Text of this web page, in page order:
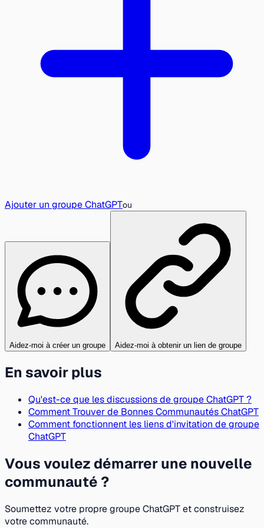
Ajouter un groupe ChatGPTou
Aidez-moi à créer un groupe Aidez-moi à obtenir un lien de groupe
En savoir plus
Qu'est-ce que les discussions de groupe ChatGPT ?
Comment Trouver de Bonnes Communautés ChatGPT
Comment fonctionnent les liens d'invitation de groupe
ChatGPT
Vous voulez démarrer une nouvelle
communauté ?
Soumettez votre propre groupe ChatGPT et construisez
votre communauté.